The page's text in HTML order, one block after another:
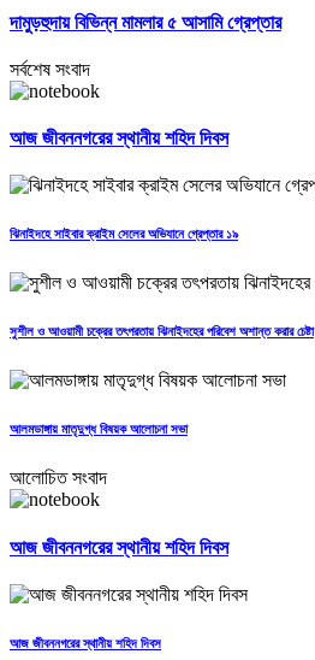
দামুড়হুদায় বিভিন্ন মামলার ৫ আসামি গ্রেপ্তার
সর্বশেষ সংবাদ
আজ জীবননগরের স্থানীয় শহিদ দিবস
ঝিনাইদহে সাইবার ক্রাইম সেলের অভিযানে গ্রেপ্তার ১৯
সুশীল ও আওয়ামী চক্রের তৎপরতায় ঝিনাইদহের পরিবেশ অশান্ত করার চেষ্টা
আলমডাঙ্গায় মাতৃদুগ্ধ বিষয়ক আলোচনা সভা
আলোচিত সংবাদ
আজ জীবননগরের স্থানীয় শহিদ দিবস
আজ জীবননগরের স্থানীয় শহিদ দিবস